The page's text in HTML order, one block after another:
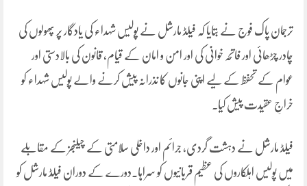
ترجمان پاک فوج نے بتایا کہ فیلڈ مارشل نے پولیس شہداء کی یادگار پر پھولوں کی
چادر چڑھائی اور فاتحہ خوانی کی اور امن و امان کے قیام، قانون کی بالادستی اور
عوام کے تحفظ کے لیے اپنی جانوں کا نذرانہ پیش کرنے والے پولیس شہداء کو
خراجِ عقیدت پیش کیا۔
فیلڈ مارشل نے دہشت گردی، جرائم اور داخلی سلامتی کے چیلنجز کے مقابلے
میں پولیس اہلکاروں کی عظیم قربانیوں کو سراہا۔دورے کے دوران فیلڈ مارشل کو